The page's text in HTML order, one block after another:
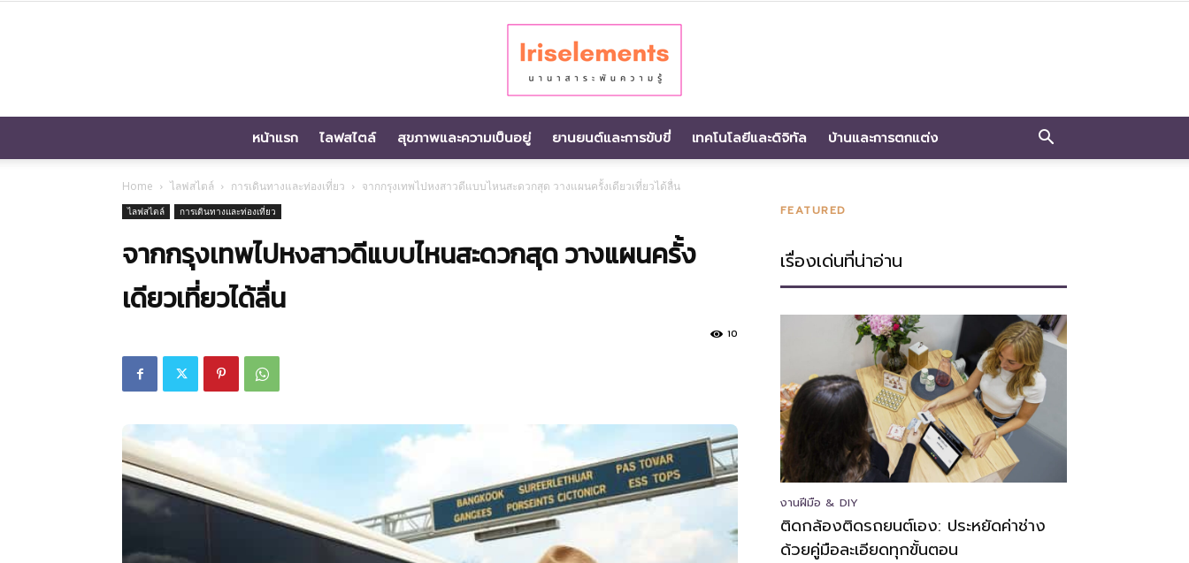
นานา
สาระ
ความ
หน้าแรก ไลฟสไตล์ สุขภาพและความเป็นอยู่ ยานยนต์และการขับขี่ เทคโนโลยีและดิจิทัล บ้านและการตกแต่ง
Home ไลฟสไตล์ การเดินทางและท่องเที่ยว จากกรุงเทพไปหงสาวดีแบบไหนสะดวกสุด วางแผนครั้งเดียวเที่ยวได้ลื่น
ไลฟสไตล์ การเดินทางและท่องเที่ยว
จากกรุงเทพไปหงสาวดีแบบไหนสะดวกสุด วางแผนครั้ง
เดียวเที่ยวได้ลื่น
10
FEATURED
เรื่องเด่นที่น่าอ่าน
งานฝีมือ & DIY
ติดกล้องติดรถยนต์เอง: ประหยัดค่าช่าง
ด้วยคู่มือละเอียดทุกขั้นตอน